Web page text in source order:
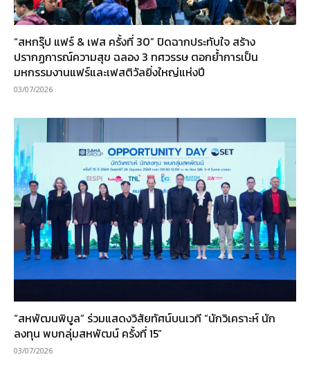
“สหกรุ๊ป แฟร์ & เฟส ครั้งที่ 30” ปิดฉากประทับใจ สร้าง
ปรากฏการณ์ความสุข ฉลอง 3 ทศวรรษ ตอกย้ำการเป็น
มหกรรมงานแฟร์และเฟสติวัลยิ่งใหญ่แห่งปี
03/07/2026
“สหพัฒนพิบูล” ร่วมแสดงวิสัยทัศน์บนเวที “นักวิเคราะห์ นัก
ลงทุน พบกลุ่มสหพัฒน์ ครั้งที่ 15”
03/07/2026